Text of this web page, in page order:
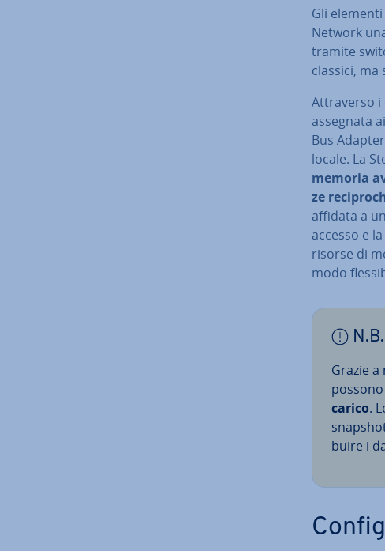
Gli
Network
tramite
classici,
At­tra­ver­so i
assegnata
Bus
locale. La
memoria
ze
affidata a
accesso e
risorse di
modo
N.B.
Grazie
carico.
bui­re i